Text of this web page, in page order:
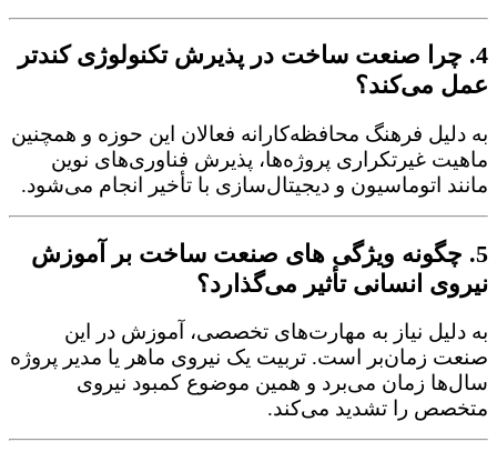
4. چرا صنعت ساخت در پذیرش تکنولوژی کندتر
عمل می‌کند؟
به دلیل فرهنگ محافظه‌کارانه فعالان این حوزه و همچنین
ماهیت غیرتکراری پروژه‌ها، پذیرش فناوری‌های نوین
مانند اتوماسیون و دیجیتال‌سازی با تأخیر انجام می‌شود.
5. چگونه ویژگی های صنعت ساخت بر آموزش
نیروی انسانی تأثیر می‌گذارد؟
به دلیل نیاز به مهارت‌های تخصصی، آموزش در این
صنعت زمان‌بر است. تربیت یک نیروی ماهر یا مدیر پروژه
سال‌ها زمان می‌برد و همین موضوع کمبود نیروی
متخصص را تشدید می‌کند.